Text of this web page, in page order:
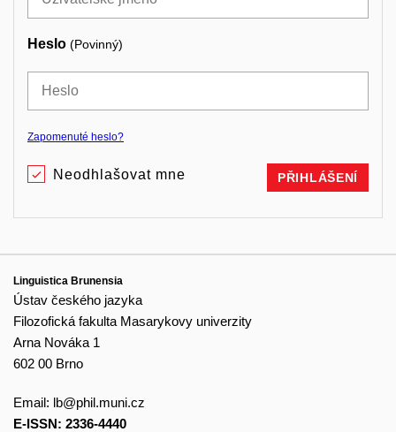
Heslo (Povinný)
Zapomenuté heslo?
Neodhlašovat mne PŘIHLÁŠENÍ
Linguistica Brunensia
Ústav českého jazyka
Filozofická fakulta Masarykovy univerzity
Arna Nováka 1
602 00 Brno
Email: lb@phil.muni.cz
E-ISSN: 2336-4440